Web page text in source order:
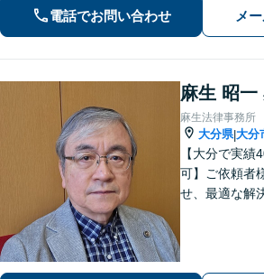
動産の絡む相
電話でお問い合わせ メ
麻生 昭一
麻生法律事務所
大分県|大分
【大分で実績
可】ご依頼者
せ、最適な解
す。どうぞお